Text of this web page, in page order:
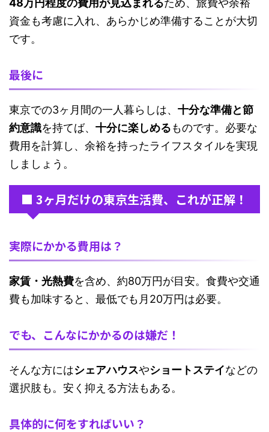
48万円程度の費用が見込まれるため、旅費や余裕
資金も考慮に入れ、あらかじめ準備することが大切
です。
最後に
東京での3ヶ月間の一人暮らしは、 十分な準備と節
約意識を持てば、 十分に楽しめるものです。必要な
費用を計算し、余裕を持ったライフスタイルを実現
しましょう。
■ 3ヶ月だけの東京生活費、これが正解！
実際にかかる費用は？
家賃・光熱費を含め、約80万円が目安。食費や交通
費も加味すると、最低でも月20万円は必要。
でも、こんなにかかるのは嫌だ！
そんな方にはシェアハウスやショートステイなどの
選択肢も。安く抑える方法もある。
具体的に何をすればいい？